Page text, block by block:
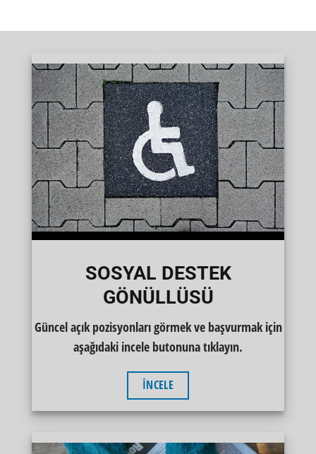
SOSYAL DESTEK
GÖNÜLLÜSÜ
Güncel açık pozisyonları görmek ve başvurmak için
aşağıdaki incele butonuna tıklayın.
İNCELE